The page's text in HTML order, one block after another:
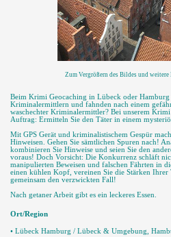
Zum Vergrößern des Bildes und
Beim Krimi Geocaching in Lübeck oder
Kriminalermittlern und fahnden nach einem
waschechter Kriminalermittler? Bei unserem
Auftrag: Ermitteln Sie den Täter in einem
Mit GPS Gerät und kriminalistischem Gespür
Hinweisen. Gehen Sie sämtlichen Spuren nach!
kombinieren Sie Hinweise und seien Sie den
voraus! Doch Vorsicht: Die Konkurrenz schläft
manipulierten Beweisen und falschen Fährten in
einen kühlen Kopf, vereinen Sie die Stärken Ihrer
gemeinsam den verzwickten Fall!
Nach getaner Arbeit gibt es ein leckeres Essen.
Ort/Region
• Lübeck Hamburg / Lübeck & Umgebung,